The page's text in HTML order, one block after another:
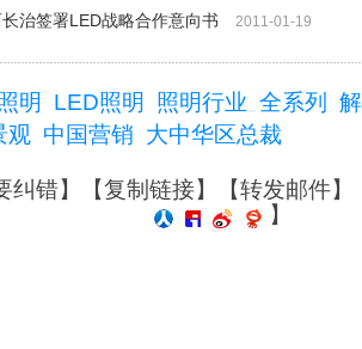
治签署LED战略合作意向书 2011-01-19
明 LED照明 照明行业 全系列
观 中国营销 大中华区总裁
纠错】【复制链接】【转发邮件】
】